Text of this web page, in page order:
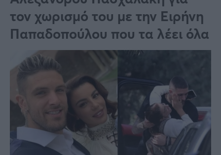
Επιδοτήσεις
ΕΣΠΑ
Κόσμος
Lifestyle
Αθλητικά
Υγεία
Γυναίκα
Καιρός
τον χωρισμό του με την Ειρήνη
Παπαδοπούλου που τα λέει όλα